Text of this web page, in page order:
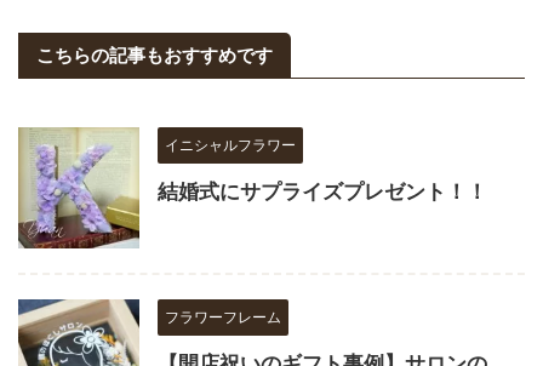
こちらの記事もおすすめです
イニシャルフラワー
結婚式にサプライズプレゼント！！
フラワーフレーム